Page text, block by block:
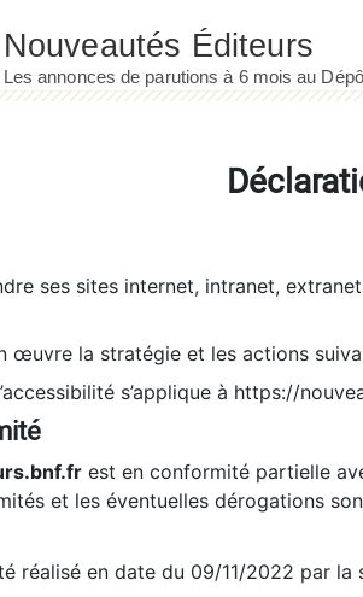
ses sites internet, intranet,
œuvre la stratégie et les actions
s’applique à https://
est en conformité partielle
et les éventuelles dérogations
réalisé en date du 09/11/2022 par